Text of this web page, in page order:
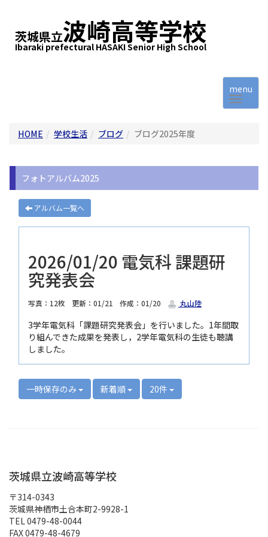
茨城県立波崎高等学校
Ibaraki prefectural HASAKI Senior High School
menu
HOME 学校生活 ブログ ブログ2025年度
フォトアルバム2025
アルバム一覧へ
2026/01/20 電気科 課題研
究発表会
写真：12枚 更新：01/21 作成：01/20 丸山陸
3学年電気科「課題研究発表会」を行いました。1年間取
り組んできた成果を発表し，2学年電気科の生徒も聴講
しました。
一時保存のみ 新着順 20件
茨城県立波崎高等学校
〒314-0343
茨城県神栖市土合本町2-9928-1
TEL 0479-48-0044
FAX 0479-48-4679